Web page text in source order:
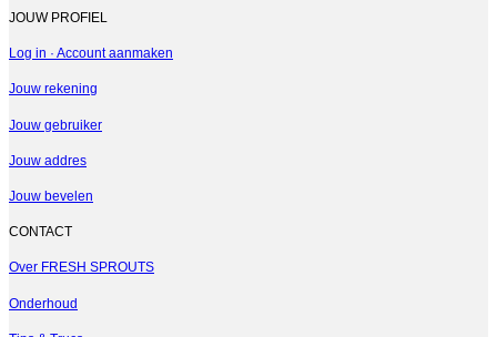
JOUW PROFIEL
Log in · Account aanmaken
Jouw rekening
Jouw gebruiker
Jouw addres
Jouw bevelen
CONTACT
Over FRESH SPROUTS
Onderhoud